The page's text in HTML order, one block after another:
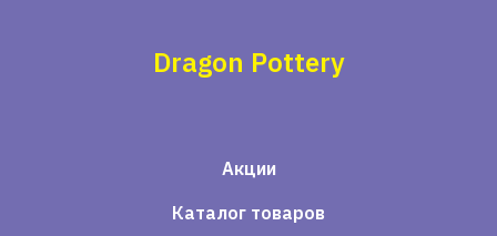
Dragon Pottery
Акции
Каталог товаров